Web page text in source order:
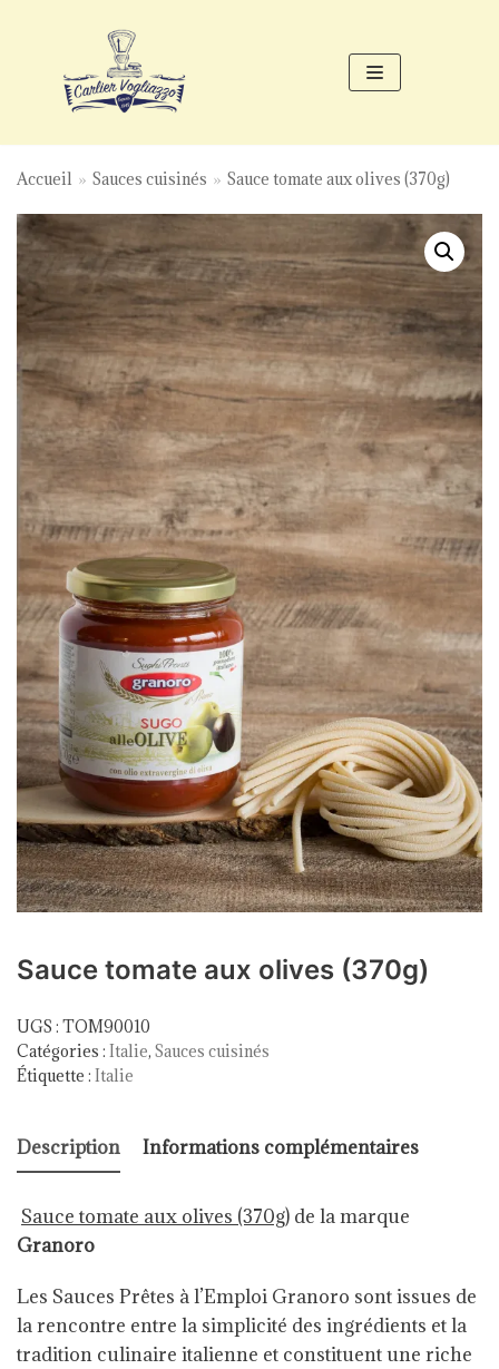
contenu
Accueil » Sauces cuisinés » Sauce tomate aux olives (370g)
Sauce tomate aux olives (370g)
UGS : TOM90010
Catégories : Italie, Sauces cuisinés
Étiquette : Italie
Description Informations complémentaires
Sauce tomate aux olives (370g) de la marque
Granoro
Les Sauces Prêtes à l’Emploi Granoro sont issues de
la rencontre entre la simplicité des ingrédients et la
tradition culinaire italienne et constituent une riche